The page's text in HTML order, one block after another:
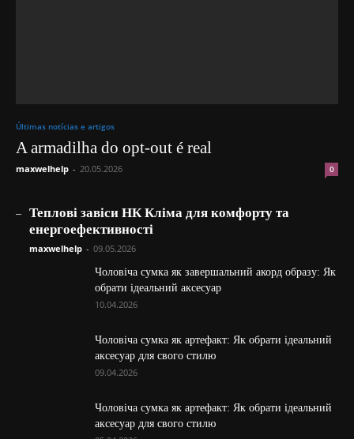
Últimas notícias e artigos
A armadilha do opt-out é real
maxwelhelp - 20.05.2026 0
Теплові завіси НК Кліма для комфорту та
енергоефективності
maxwelhelp - 09.05.2026
Чоловіча сумка як завершальний акорд образу: Як
обрати ідеальний аксесуар
10.04.2026
Чоловіча сумка як артефакт: Як обрати ідеальний
аксесуар для свого стилю
09.04.2026
Чоловіча сумка як артефакт: Як обрати ідеальний
аксесуар для свого стилю